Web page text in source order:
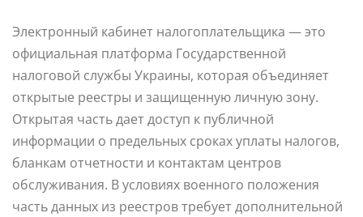
Электронный кабинет налогоплательщика — это
официальная платформа Государственной
налоговой службы Украины, которая объединяет
открытые реестры и защищенную личную зону.
Открытая часть дает доступ к публичной
информации о предельных сроках уплаты налогов,
бланкам отчетности и контактам центров
обслуживания. В условиях военного положения
часть данных из реестров требует дополнительной